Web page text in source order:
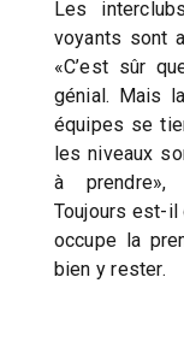
Les
voyants sont
«C’est sûr
génial. Mais
équipes se
les niveaux
à prendre»,
Toujours est-il
occupe la
bien y rester.